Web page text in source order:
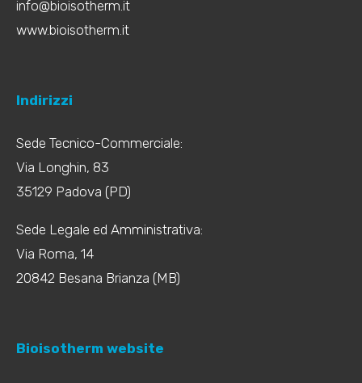
info@bioisotherm.it
www.bioisotherm.it
Indirizzi
Sede Tecnico-Commerciale:
Via Longhin, 83
35129 Padova (PD)
Sede Legale ed Amministrativa:
Via Roma, 14
20842 Besana Brianza (MB)
Bioisotherm website